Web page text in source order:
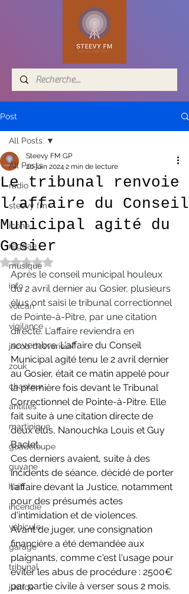
Post
All Posts
radio
steevy fm
icone
reggae
musique
info
volcan
vigilance
jacob desvarieux
zouk
chanteur
antilles
martinique
guadeloupe
guyane
haïti
incendie
véhicule
garage
tribunal
justice
All Posts
Le tribunal renvoie
l’affaire du Conseil
Municipal agité du
Gosier
Steevy FM GP
20 juin 2024 2 min de lecture
Noté NaN étoiles sur 5.
Après le conseil municipal houleux
du 2 avril dernier au Gosier, plusieurs
élus ont saisi le tribunal correctionnel
de Pointe-à-Pitre, par une citation
directe. L'affaire reviendra en
novembre. L'affaire du Conseil
Municipal agité tenu le 2 avril dernier
au Gosier, était ce matin appelé pour
la première fois devant le Tribunal
Correctionnel de Pointe-à-Pitre. Elle
fait suite à une citation directe de
deux élus, Nanouchka Louis et Guy
Baclet.
Ces derniers avaient, suite à des
incidents de séance, décidé de porter
l'affaire devant la Justice, notamment
pour des présumés actes
d'intimidation et de violences.
Avant de juger, une consignation
financière a été demandée aux
plaignants, comme c'est l'usage pour
éviter les abus de procédure : 2500€
par partie civile à verser sous 2 mois.